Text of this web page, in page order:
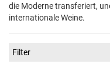
die Moderne transferiert,
internationale Weine.
Filter